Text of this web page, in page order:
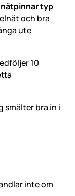
typ
och bra
ute
10
smälter bra in i
inte om